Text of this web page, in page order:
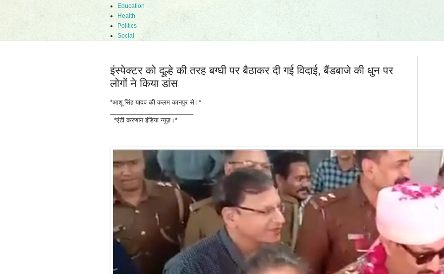
Education
Health
Politics
Social
इंस्पेक्टर को दूल्हे की तरह बग्घी पर बैठाकर दी गई विदाई, बैंडबाजे की धुन पर
लोगों ने किया डांस
*आशू सिंह यादव की कलम कानपुर से।*
*एंटी करप्शन इंडिया न्यूज़।*